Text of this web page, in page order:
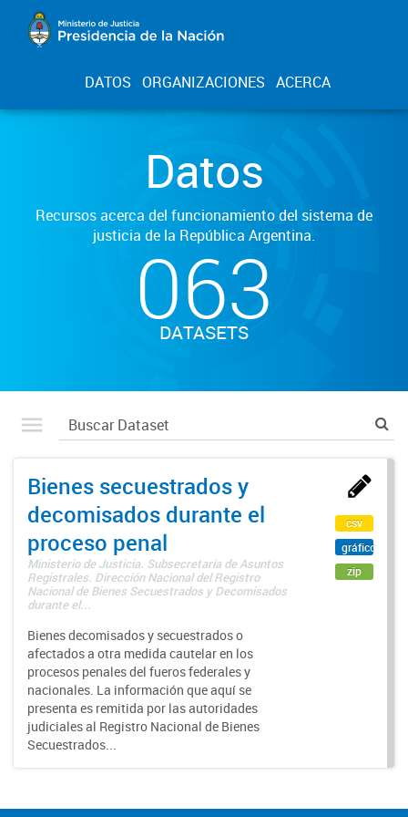
DATOS ORGANIZACIONES ACERCA
Datos
Recursos acerca del funcionamiento del sistema de
justicia de la República Argentina.
063
DATASETS
Bienes secuestrados y
decomisados durante el
proceso penal
Ministerio de Justicia. Subsecretaría de Asuntos
Registrales. Dirección Nacional del Registro
Nacional de Bienes Secuestrados y Decomisados
durante el...
Bienes decomisados y secuestrados o
afectados a otra medida cautelar en los
procesos penales del fueros federales y
nacionales. La información que aquí se
presenta es remitida por las autoridades
judiciales al Registro Nacional de Bienes
Secuestrados...
csv
gráfico
zip